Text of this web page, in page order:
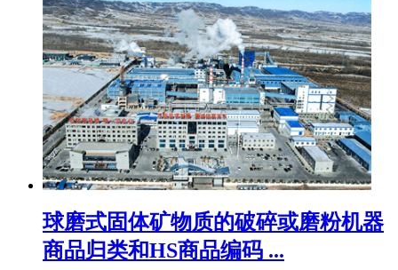
球磨式固体矿物质的破碎或磨粉机器
商品归类和HS商品编码 ...